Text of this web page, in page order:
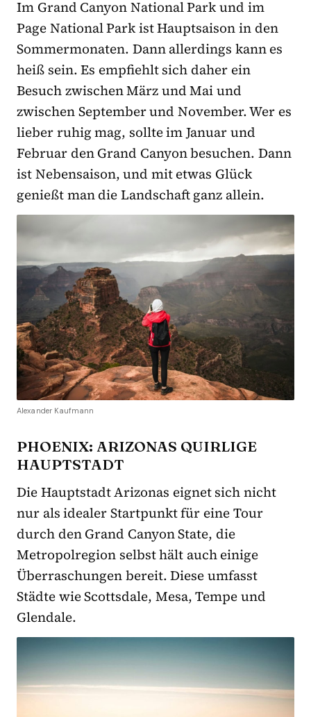
Im Grand Canyon National Park und im
Page National Park ist Hauptsaison in den
Sommermonaten. Dann allerdings kann es
heiß sein. Es empfiehlt sich daher ein
Besuch zwischen März und Mai und
zwischen September und November. Wer es
lieber ruhig mag, sollte imJanuar und
Februar den Grand Canyon besuchen. Dann
ist Nebensaison, und mit etwas Glück
genießt man die Landschaft ganz allein.
Alexander Kaufmann
PHOENIX: ARIZONAS QUIRLIGE
HAUPTSTADT
Die Hauptstadt Arizonas eignet sich nicht
nur als idealer Startpunkt für eine Tour
durch den Grand Canyon State, die
Metropolregion selbst hält auch einige
Überraschungen bereit. Diese umfasst
Städte wie Scottsdale, Mesa, Tempe und
Glendale.